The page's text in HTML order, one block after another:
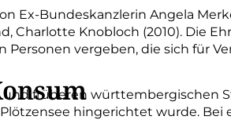
Ex-Bundeskanzlerin Angela
Charlotte Knobloch (2010). Die
vergeben, die sich für
früheren württembergischen
hingerichtet wurde. Bei